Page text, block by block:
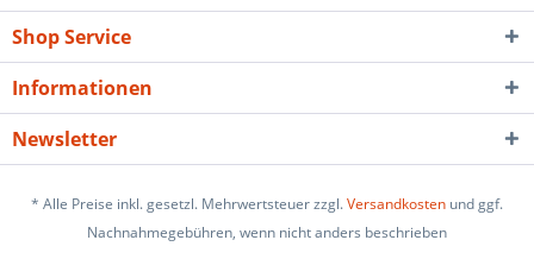
Shop Service
Informationen
Newsletter
* Alle Preise inkl. gesetzl. Mehrwertsteuer zzgl.Versandkosten und ggf.
Nachnahmegebühren, wenn nicht anders beschrieben